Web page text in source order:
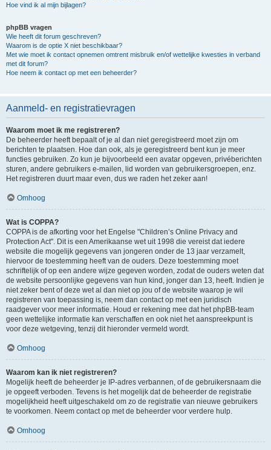
Hoe vind ik al mijn bijlagen?
phpBB vragen
Wie heeft dit forum geschreven?
Waarom is de optie X niet beschikbaar?
Met wie moet ik contact opnemen omtrent misbruik en/of wettelijke kwesties in verband
met dit forum?
Hoe neem ik contact op met een beheerder?
Aanmeld- en registratievragen
Waarom moet ik me registreren?
De beheerder heeft bepaalt of je al dan niet geregistreerd moet zijn om
berichten te plaatsen. Hoe dan ook, als je geregistreerd bent kun je meer
functies gebruiken. Zo kun je bijvoorbeeld een avatar opgeven, privéberichten
sturen, andere gebruikers e-mailen, lid worden van gebruikersgroepen, enz.
Het registreren duurt maar even, dus we raden het zeker aan!
Omhoog
Wat is COPPA?
COPPA is de afkorting voor het Engelse "Children’s Online Privacy and
Protection Act". Dit is een Amerikaanse wet uit 1998 die vereist dat iedere
website die mogelijk gegevens van jongeren onder de 13 jaar verzamelt,
hiervoor de toestemming heeft van de ouders. Deze toestemming moet
schriftelijk of op een andere wijze gegeven worden, zodat de ouders weten dat
de website persoonlijke gegevens van hun kind, jonger dan 13, heeft. Indien je
niet zeker bent of deze wet al dan niet op jou of de website waarop je wil
registreren van toepassing is, neem dan contact op met een juridisch
raadgever voor meer informatie. Houd er rekening mee dat het phpBB-team
geen wettelijke informatie kan verschaffen en ook niet het aanspreekpunt is
voor deze wetgeving, tenzij dit hieronder vermeld wordt.
Omhoog
Waarom kan ik niet registreren?
Mogelijk heeft de beheerder je IP-adres verbannen, of de gebruikersnaam die
je opgeeft verboden. Tevens is het mogelijk dat de beheerder de registratie
mogelijkheid heeft uitgeschakeld om zo de registratie van nieuwe gebruikers
te voorkomen. Neem contact op met de beheerder voor verdere hulp.
Omhoog